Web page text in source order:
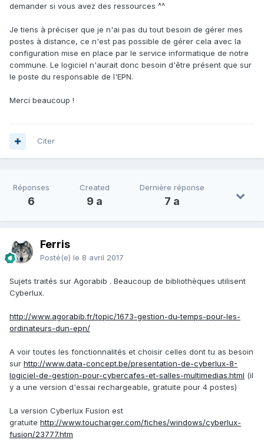
demander si vous avez des ressources ^^
Je tiens à préciser que je n'ai pas du tout besoin de gérer mes
postes à distance, ce n'est pas possible de gérer cela avec la
configuration mise en place par le service informatique de notre
commune. Le logiciel n'aurait donc besoin d'être présent que sur
le poste du responsable de l'EPN.
Merci beaucoup !
Citer
Réponses
6
Created
9 a
Dernière réponse
7 a
Ferris
Posté(e) le 8 avril 2017
Sujets traités sur Agorabib . Beaucoup de bibliothèques utilisent
Cyberlux.
http://www.agorabib.fr/topic/1673-gestion-du-temps-pour-les-
ordinateurs-dun-epn/
A voir toutes les fonctionnalités et choisir celles dont tu as besoin
sur http://www.data-concept.be/presentation-de-cyberlux-8-
logiciel-de-gestion-pour-cybercafes-et-salles-multimedias.html (il
y a une version d'essai rechargeable, gratuite pour 4 postes)
La version Cyberlux Fusion est
gratuite http://www.toucharger.com/fiches/windows/cyberlux-
fusion/23777.htm